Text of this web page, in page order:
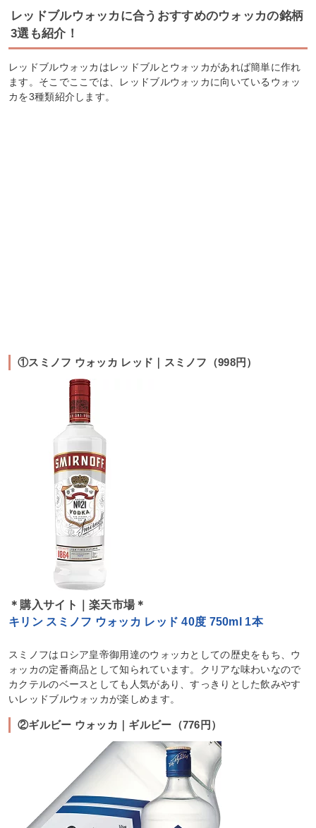
レッドブルウォッカに合うおすすめのウォッカの銘柄
3選も紹介！
レッドブルウォッカはレッドブルとウォッカがあれば簡単に作れ
ます。そこでここでは、レッドブルウォッカに向いているウォッ
カを3種類紹介します。
①スミノフ ウォッカ レッド｜スミノフ（998円）
＊購入サイト｜楽天市場＊
キリン スミノフ ウォッカ レッド 40度 750ml 1本
スミノフはロシア皇帝御用達のウォッカとしての歴史をもち、ウ
ォッカの定番商品として知られています。クリアな味わいなので
カクテルのベースとしても人気があり、すっきりとした飲みやす
いレッドブルウォッカが楽しめます。
②ギルビー ウォッカ｜ギルビー（776円）